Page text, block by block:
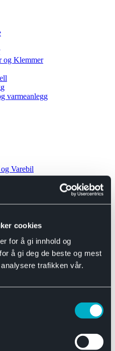
cookies
for å gi innhold og
å gi deg de beste og mest
trafikken vår.
og Klemmer
varmeanlegg
Varebil
og motor